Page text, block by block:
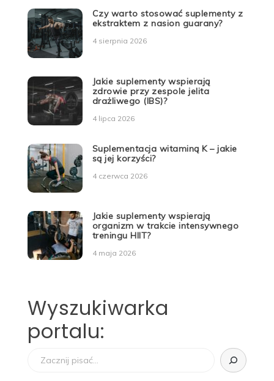
Czy warto stosować suplementy z
ekstraktem z nasion guarany?
4 sierpnia 2026
Jakie suplementy wspierają
zdrowie przy zespole jelita
drażliwego (IBS)?
4 lipca 2026
Suplementacja witaminą K – jakie
są jej korzyści?
4 czerwca 2026
Jakie suplementy wspierają
organizm w trakcie intensywnego
treningu HIIT?
4 maja 2026
Wyszukiwarka
portalu: